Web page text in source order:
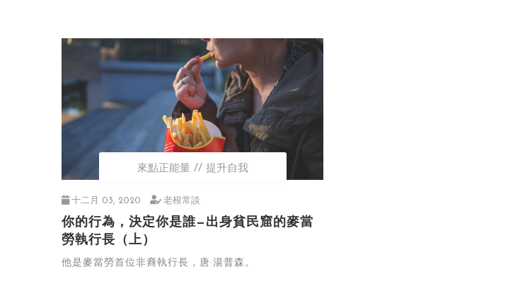
來點正能量 提升自我
十二月 03, 2020 老根常談
你的行為，決定你是誰—出身貧民窟的麥當
勞執行長（上）
他是麥當勞首位非裔執行長，唐·湯普森。